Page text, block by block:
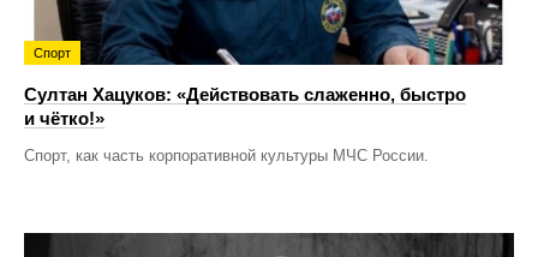
Спорт
Султан Хацуков: «Действовать слаженно, быстро
и чётко!»
Спорт, как часть корпоративной культуры МЧС России.